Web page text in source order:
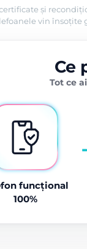
și
vin însoțite
Ce
Tot ce
funcțional
100%